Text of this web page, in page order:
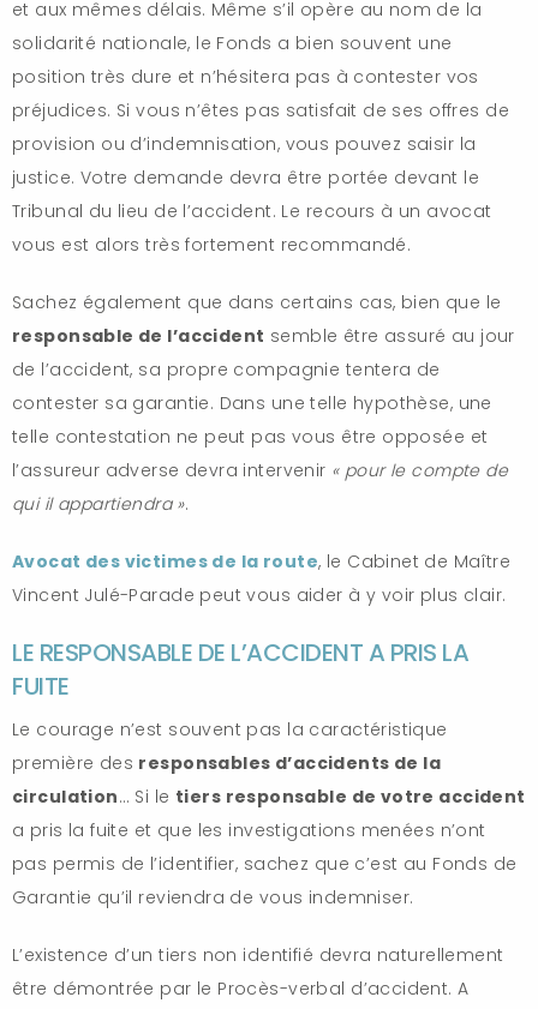
et aux mêmes délais. Même s’il opère au nom de la
solidarité nationale, le Fonds a bien souvent une
position très dure et n’hésitera pas à contester vos
préjudices. Si vous n’êtes pas satisfait de ses offres de
provision ou d’indemnisation, vous pouvez saisir la
justice. Votre demande devra être portée devant le
Tribunal du lieu de l’accident. Le recours à un avocat
vous est alors très fortement recommandé.
Sachez également que dans certains cas, bien que le
responsable de l’accident semble être assuré au jour
de l’accident, sa propre compagnie tentera de
contester sa garantie. Dans une telle hypothèse, une
telle contestation ne peut pas vous être opposée et
l’assureur adverse devra intervenir « pour le compte de
qui il appartiendra ».
Avocat des victimes de la route, le Cabinet de Maître
Vincent Julé-Parade peut vous aider à y voir plus clair.
LE RESPONSABLE DE L’ACCIDENT A PRIS LA
FUITE
Le courage n’est souvent pas la caractéristique
première des responsables d’accidents de la
circulation… Si le tiers responsable de votre accident
a pris la fuite et que les investigations menées n’ont
pas permis de l’identifier, sachez que c’est au Fonds de
Garantie qu’il reviendra de vous indemniser.
L’existence d’un tiers non identifié devra naturellement
être démontrée par le Procès-verbal d’accident. A